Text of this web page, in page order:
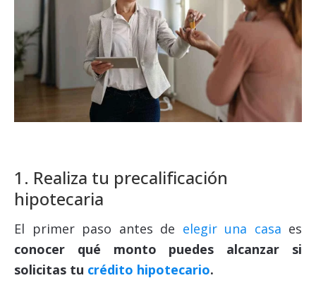
1. Realiza tu precalificación
hipotecaria
El primer paso antes de elegir una casa es
conocer qué monto puedes alcanzar si
solicitas tu crédito hipotecario.